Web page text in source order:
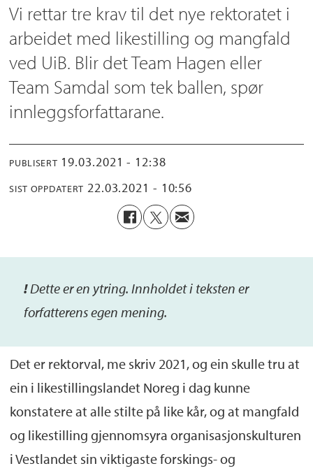
Vi rettar tre krav til det nye rektoratet i
arbeidet med likestilling og mangfald
ved UiB. Blir det Team Hagen eller
Team Samdal som tek ballen, spør
innleggsforfattarane.
PUBLISERT 19.03.2021 - 12:38
SIST OPPDATERT 22.03.2021 - 10:56
!Detteeren ytring. Innholdet i teksten er
forfatterens egen mening.
Det er rektorval, me skriv 2021, og ein skulle tru at
ein i likestillingslandet Noreg i dag kunne
konstatere at alle stilte på like kår, og at mangfald
og likestilling gjennomsyra organisasjonskulturen
i Vestlandet sin viktigaste forskings- og